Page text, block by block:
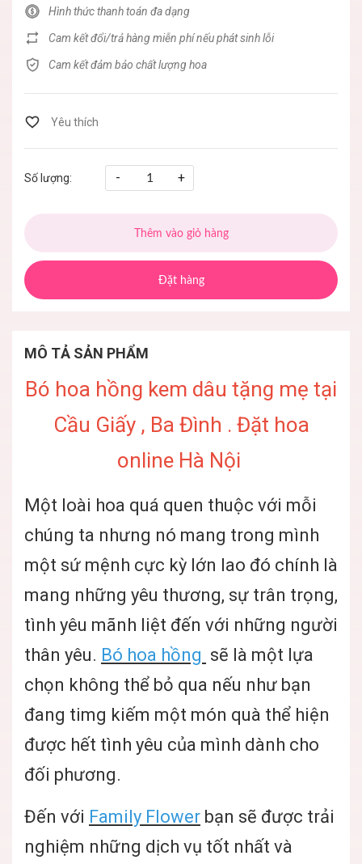
Hình thức thanh toán đa dạng
Cam kết đổi/trả hàng miễn phí nếu phát sinh lỗi
Cam kết đảm bảo chất lượng hoa
Số lượng: - +
Thêm vào giỏ hàng
Đặt hàng
MÔ TẢ SẢN PHẨM
Bó hoa hồng kem dâu tặng mẹ tại
Cầu Giấy , Ba Đình . Đặt hoa
online Hà Nội
Một loài hoa quá quen thuộc với mỗi
chúng ta nhưng nó mang trong mình
một sứ mệnh cực kỳ lớn lao đó chính là
mang những yêu thương, sự trân trọng,
tình yêu mãnh liệt đến với những người
thân yêu. Bó hoa hồng sẽ là một lựa
chọn không thể bỏ qua nếu như bạn
đang timg kiếm một món quà thể hiện
được hết tình yêu của mình dành cho
đối phương.
Đến với Family Flower bạn sẽ được trải
nghiệm những dịch vụ tốt nhất và